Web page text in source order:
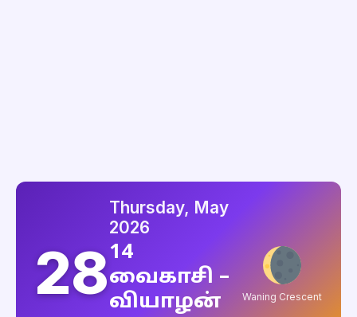
28
Thursday, May
2026
14
வைகாசி –
வியாழன்
Waning Crescent